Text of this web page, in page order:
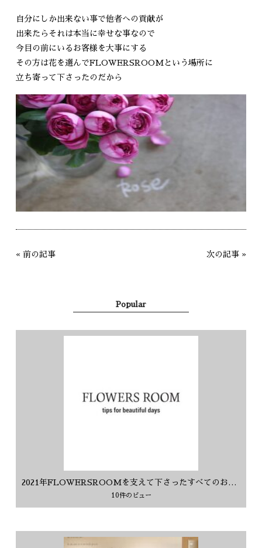
自分にしか出来ない事で他者への貢献が
出来たらそれは本当に幸せな事なので
今目の前にいるお客様を大事にする
その方は花を選んでFLOWERSROOMという場所に
立ち寄って下さったのだから
« 前の記事 次の記事 »
Popular
10件のビュー